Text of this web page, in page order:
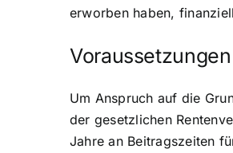
erworben haben,
Um Anspruch auf die
der gesetzlichen
Jahre an Beitragszeiten